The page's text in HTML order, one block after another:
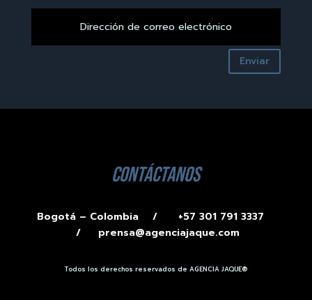
Enviar
contáctanos
Bogotá – Colombia /
+57 301 791 3337
/ prensa@agenciajaque.com
Todos los derechos reservados de AGENCIA JAQUE®